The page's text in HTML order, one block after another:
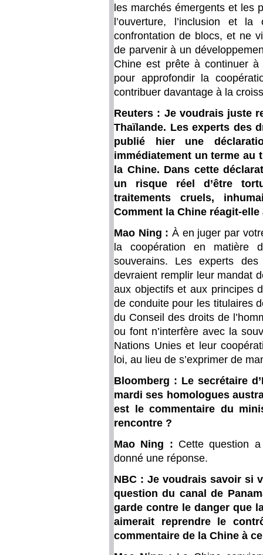
les marchés émergents et les
l’ouverture, l’inclusion et
confrontation de blocs, et ne
de parvenir à un
Chine est prête à continuer
pour approfondir la
contribuer davantage à la
Reuters : Je voudrais juste
Thaïlande. Les experts des
publié hier une
immédiatement un terme au
la Chine. Dans cette
un risque réel d’être
traitements cruels,
Comment la Chine réagit-
Mao Ning :À en juger par
la coopération en matière
souverains. Les experts
devraient remplir leur mandat
aux objectifs et aux principes
de conduite pour les titulaires
du Conseil des droits de
ou font n’interfère avec la
Nations Unies et leur
loi, au lieu de s’exprimer de
Bloomberg : Le secrétaire
mardi ses homologues
est le commentaire du
rencontre ?
Mao Ning : Cette question
donné une réponse.
NBC : Je voudrais savoir si
question du canal de
garde contre le danger que
aimerait reprendre le
commentaire de la Chine à